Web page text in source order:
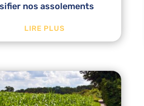
nos assolements
LIRE PLUS